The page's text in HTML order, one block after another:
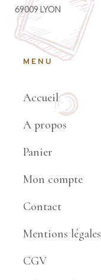
69009 LYON
MENU
Accueil
A propos
Panier
Mon compte
Contact
Mentions légales
CGV